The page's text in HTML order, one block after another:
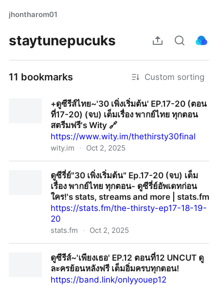
jhontharom01
staytunepucuks
11 bookmarks Custom sorting
+ดูซีรีส์ไทย~'30 เพิ่งเริ่มต้น' EP.17-20 (ตอน
ที่17-20) (จบ) เต็มเรื่อง พากย์ไทย ทุกตอน
สตรีมฟรี's Wity 🔗
https://www.wity.im/thethirsty30final
wity.im · Oct 2, 2025
เต็มเรื่อง พากย์ไทย ทุกตอน สตรีมฟรี's Wity 🔗
ดูซีรี่ย์"30 เพิ่งเริ่มต้น" Ep.17-20 (จบ) เต็ม
เรื่อง พากย์ไทย ทุกตอน- ดูซีรี่ย์อัพเดทก่อน
ใคร!'s stats, streams and more | stats.fm
https://stats.fm/the-thirsty-ep17-18-19-
20
stats.fm · Oct 2, 2025
ทุกตอน- ดูซีรี่ย์อัพเดทก่อนใคร!'s stats, streams and
more | stats.fm
ดูซีรีส์~'เพียงเธอ' EP.12 ตอนที่12 UNCUT ดู
ละครย้อนหลังฟรี เต็มอิ่มครบทุกตอน!
https://band.link/onlyyouep12